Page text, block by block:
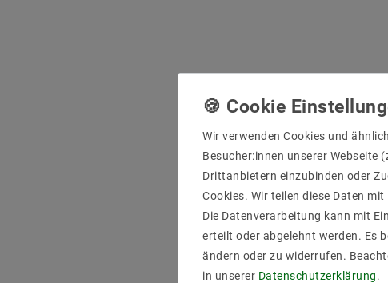
Wir verwenden Cookies und
Besucher:innen unserer Webseite
Drittanbietern einzubinden oder
Cookies. Wir teilen diese Daten
Die Datenverarbeitung kann mit
erteilt oder abgelehnt werden. Es
ändern oder zu widerrufen.
in unserer Daten­schutz­erklärung.